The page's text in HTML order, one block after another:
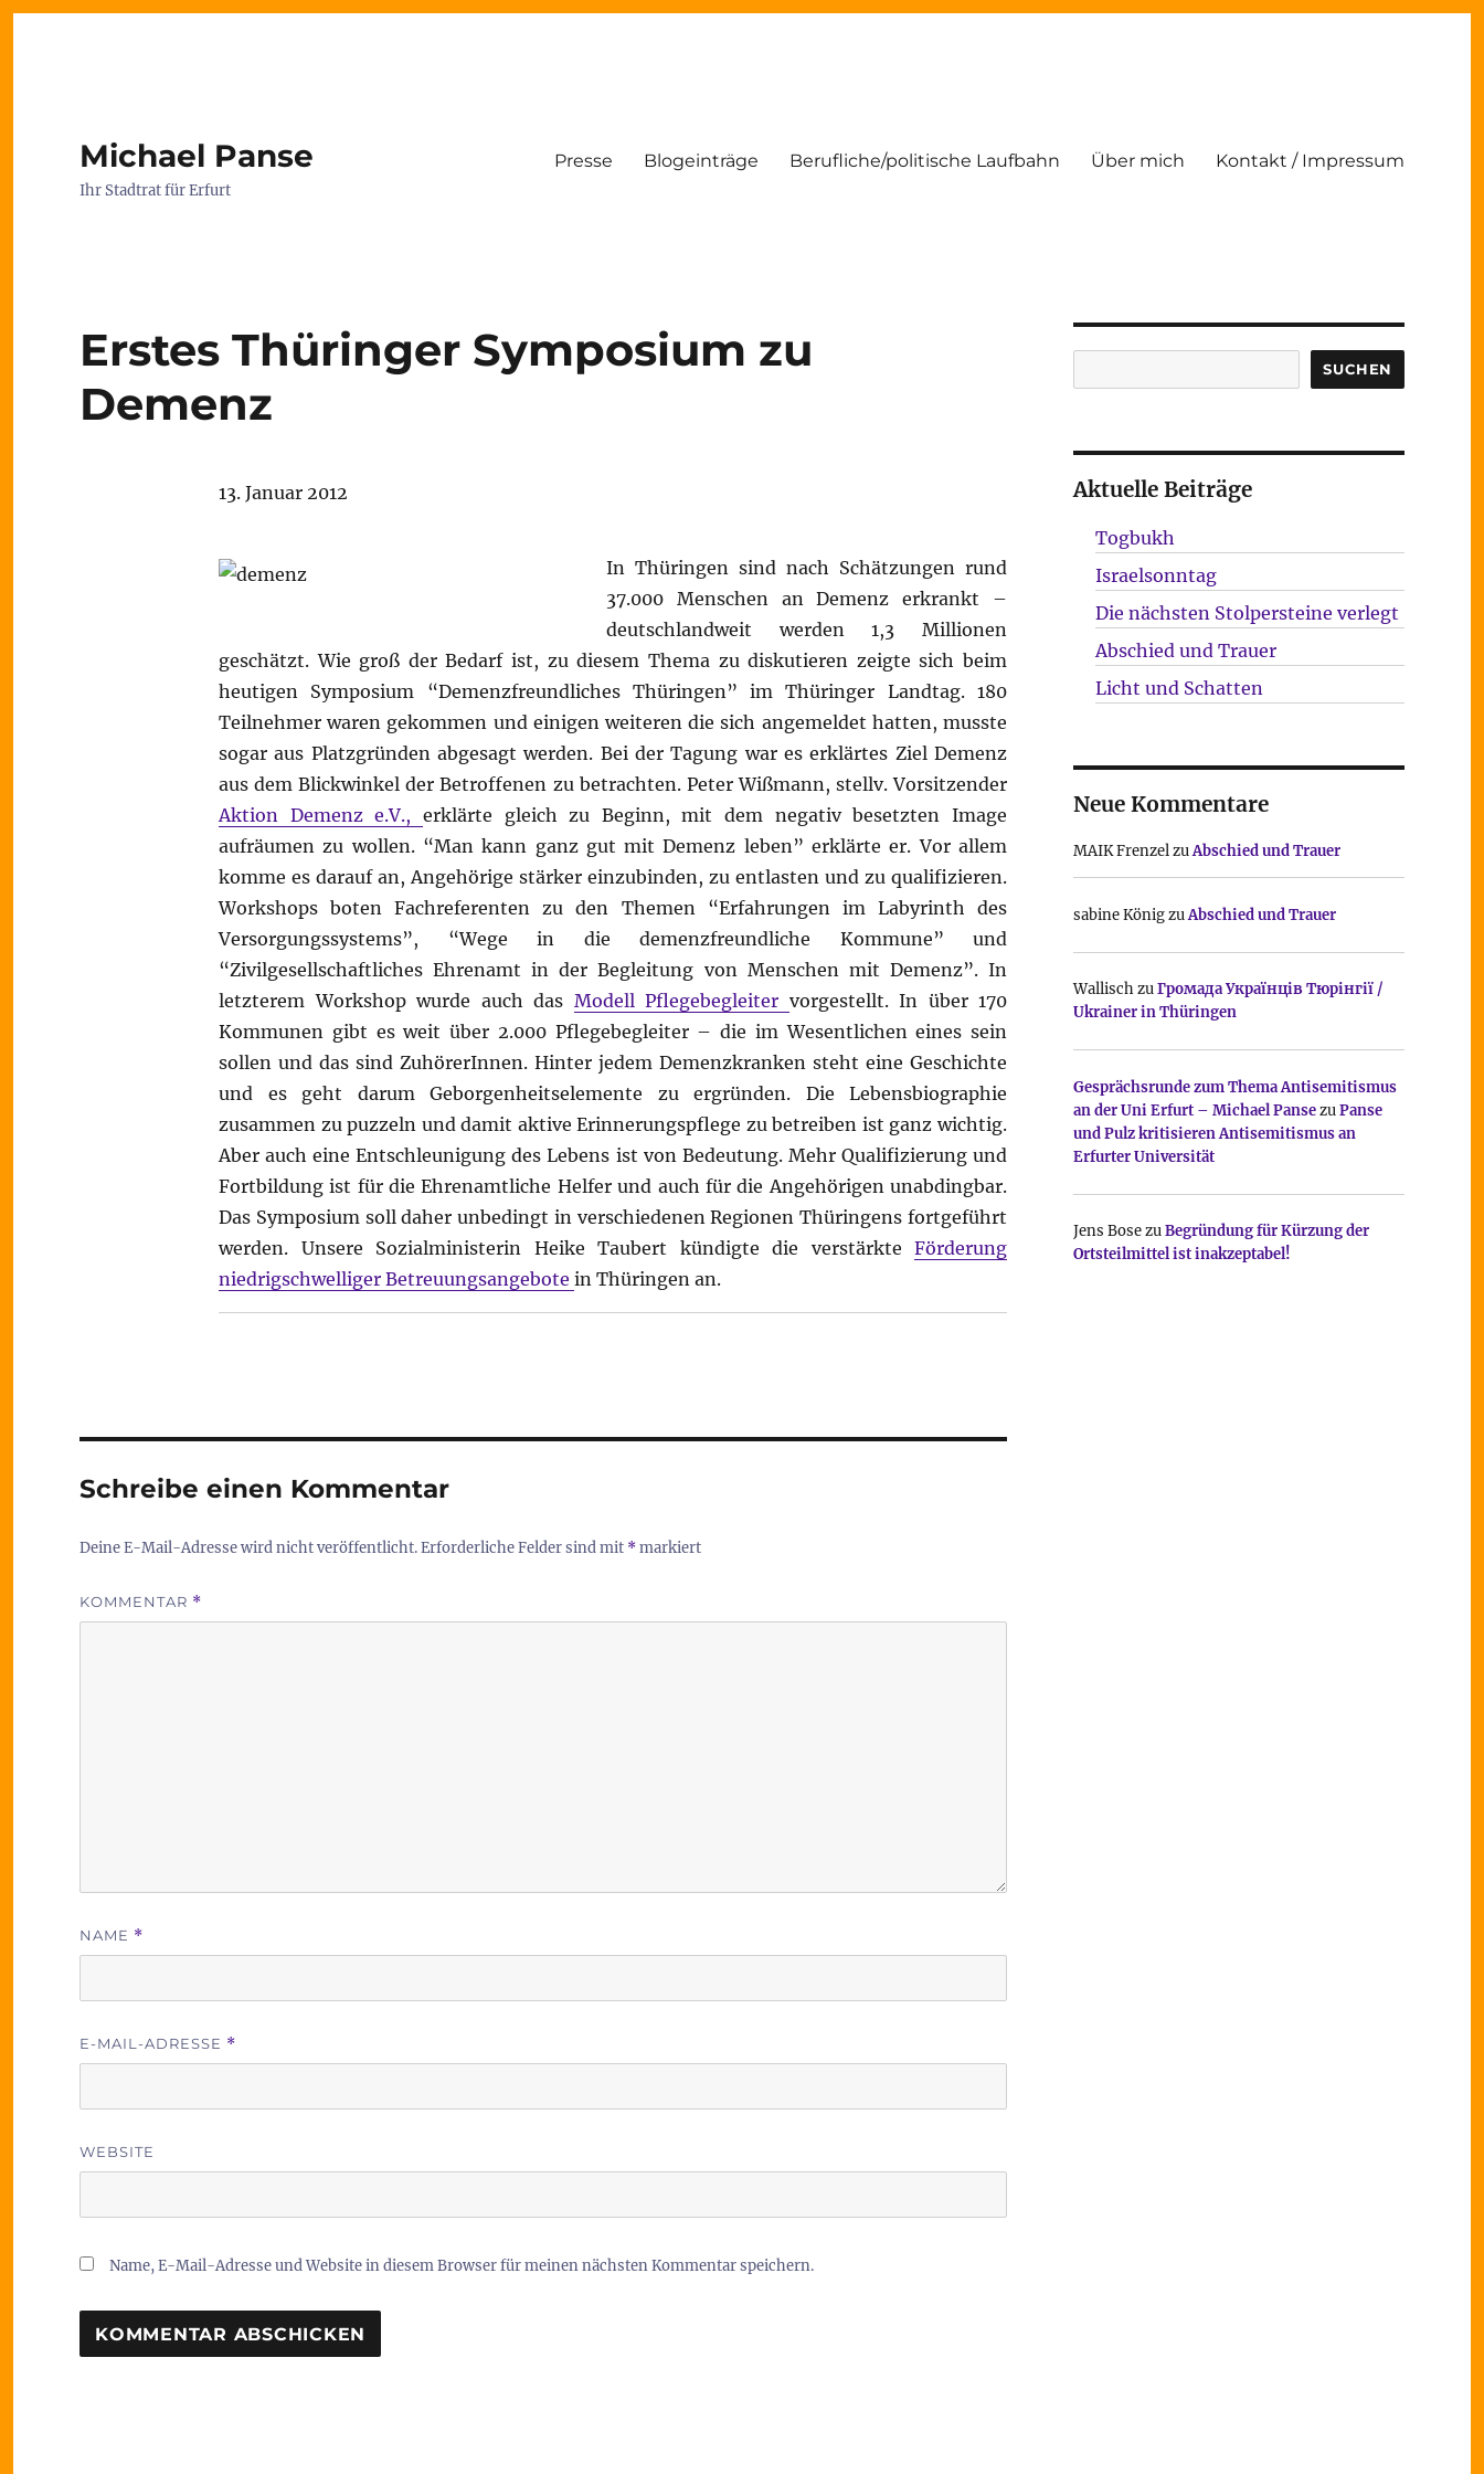
Michael Panse
Ihr Stadtrat für Erfurt
Presse Blogeinträge Berufliche/politische Laufbahn Über mich Kontakt / Impressum
Erstes Thüringer Symposium zu
Demenz
13. Januar 2012
In Thüringen sind nach Schätzungen rund
37.000 Menschen an Demenz erkrankt –
deutschlandweit werden 1,3 Millionen
geschätzt. Wie groß der Bedarf ist, zu diesem Thema zu diskutieren zeigte sich beim
heutigen Symposium “Demenzfreundliches Thüringen” im Thüringer Landtag. 180
Teilnehmer waren gekommen und einigen weiteren die sich angemeldet hatten, musste
sogar aus Platzgründen abgesagt werden. Bei der Tagung war es erklärtes Ziel Demenz
aus dem Blickwinkel der Betroffenen zu betrachten. Peter Wißmann, stellv. Vorsitzender
Aktion Demenz e.V., erklärte gleich zu Beginn, mit dem negativ besetzten Image
aufräumen zu wollen. “Man kann ganz gut mit Demenz leben” erklärte er. Vor allem
komme es darauf an, Angehörige stärker einzubinden, zu entlasten und zu qualifizieren.
Workshops boten Fachreferenten zu den Themen “Erfahrungen im Labyrinth des
Versorgungssystems”, “Wege in die demenzfreundliche Kommune” und
“Zivilgesellschaftliches Ehrenamt in der Begleitung von Menschen mit Demenz”. In
letzterem Workshop wurde auch das Modell Pflegebegleiter vorgestellt. In über 170
Kommunen gibt es weit über 2.000 Pflegebegleiter – die im Wesentlichen eines sein
sollen und das sind ZuhörerInnen. Hinter jedem Demenzkranken steht eine Geschichte
und es geht darum Geborgenheitselemente zu ergründen. Die Lebensbiographie
zusammen zu puzzeln und damit aktive Erinnerungspflege zu betreiben ist ganz wichtig.
Aber auch eine Entschleunigung des Lebens ist von Bedeutung. Mehr Qualifizierung und
Fortbildung ist für die Ehrenamtliche Helfer und auch für die Angehörigen unabdingbar.
Das Symposium soll daher unbedingt in verschiedenen Regionen Thüringens fortgeführt
werden. Unsere Sozialministerin Heike Taubert kündigte die verstärkte Förderung
niedrigschwelliger Betreuungsangebote in Thüringen an.
Schreibe einen Kommentar
Deine E-Mail-Adresse wird nicht veröffentlicht.Erforderliche Felder sind mit *markiert
KOMMENTAR *
NAME *
E-MAIL-ADRESSE *
WEBSITE
Name, E-Mail-Adresse und Website in diesem Browser für meinen nächsten Kommentar speichern.
SUCHEN
Aktuelle Beiträge
Togbukh
Israelsonntag
Die nächsten Stolpersteine verlegt
Abschied und Trauer
Licht und Schatten
Neue Kommentare
MAIK FrenzelzuAbschied und Trauer
sabine KönigzuAbschied und Trauer
WallischzuГромада Українців Тюрінгії /
Ukrainer in Thüringen
Gesprächsrunde zum Thema Antisemitismus
an der Uni Erfurt – Michael PansezuPanse
und Pulz kritisieren Antisemitismus an
Erfurter Universität
Jens BosezuBegründung für Kürzung der
Ortsteilmittel ist inakzeptabel!